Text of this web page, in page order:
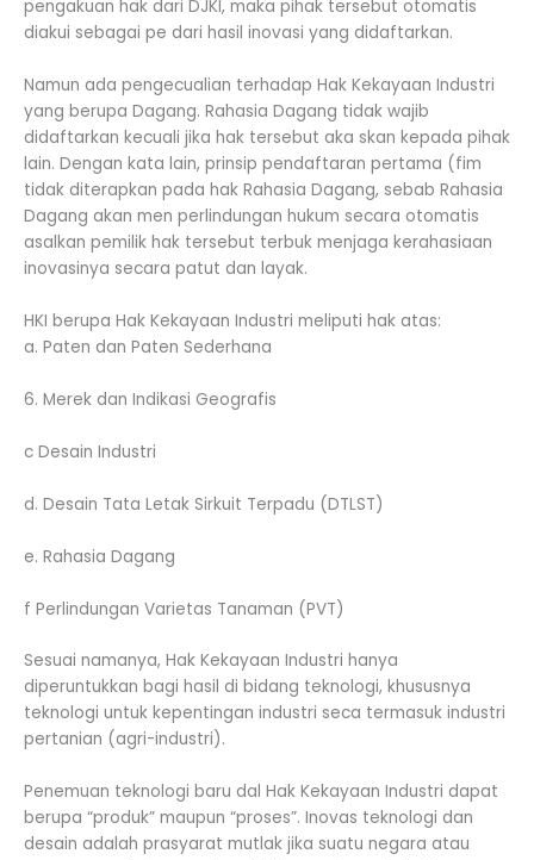
pengakuan hak dari DJKI, maka pihak tersebut otomatis
diakui sebagai pe dari hasil inovasi yang didaftarkan.
Namun ada pengecualian terhadap Hak Kekayaan Industri
yang berupa Dagang. Rahasia Dagang tidak wajib
didaftarkan kecuali jika hak tersebut aka skan kepada pihak
lain. Dengan kata lain, prinsip pendaftaran pertama (fim
tidak diterapkan pada hak Rahasia Dagang, sebab Rahasia
Dagang akan men perlindungan hukum secara otomatis
asalkan pemilik hak tersebut terbuk menjaga kerahasiaan
inovasinya secara patut dan layak.
HKI berupa Hak Kekayaan Industri meliputi hak atas:
a. Paten dan Paten Sederhana
6. Merek dan Indikasi Geografis
c Desain Industri
d. Desain Tata Letak Sirkuit Terpadu (DTLST)
e. Rahasia Dagang
f Perlindungan Varietas Tanaman (PVT)
Sesuai namanya, Hak Kekayaan Industri hanya
diperuntukkan bagi hasil di bidang teknologi, khususnya
teknologi untuk kepentingan industri seca termasuk industri
pertanian (agri-industri).
Penemuan teknologi baru dal Hak Kekayaan Industri dapat
berupa “produk” maupun “proses”. Inovas teknologi dan
desain adalah prasyarat mutlak jika suatu negara atau